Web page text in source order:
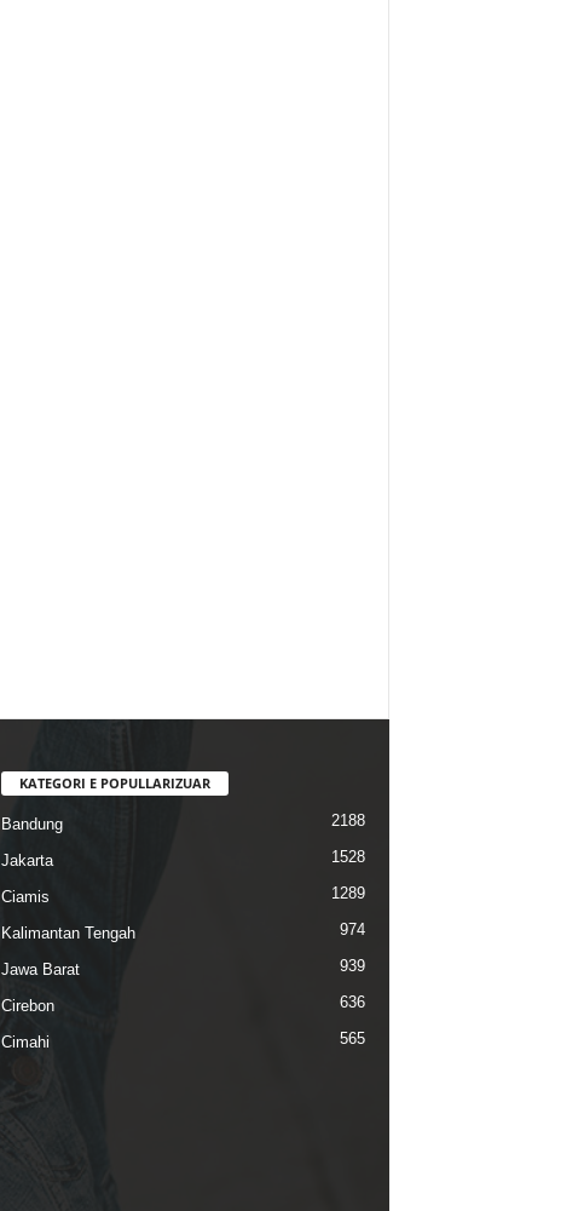
KATEGORI E POPULLARIZUAR
Bandung 2188
Jakarta 1528
Ciamis 1289
Kalimantan Tengah 974
Jawa Barat 939
Cirebon 636
Cimahi 565